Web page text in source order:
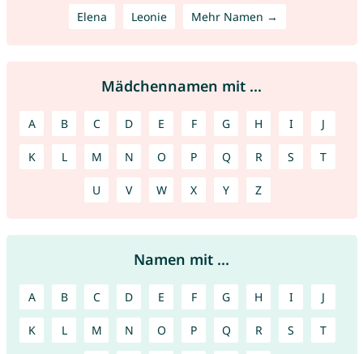
Elena Leonie Mehr Namen →
Mädchennamen mit ...
A B C D E F G H I J
K L M N O P Q R S T
U V W X Y Z
Namen mit ...
A B C D E F G H I J
K L M N O P Q R S T